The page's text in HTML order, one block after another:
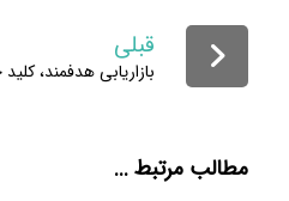
قبلی
بازاریابی هدفمند،
مطالب مرتبط ...